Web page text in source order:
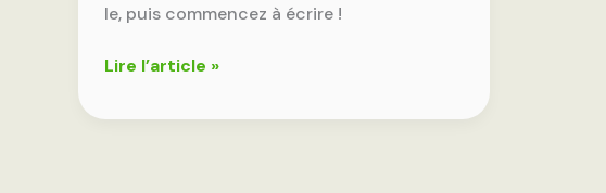
le, puis commencez à écrire !
Bonjour
le
Lire l’article »